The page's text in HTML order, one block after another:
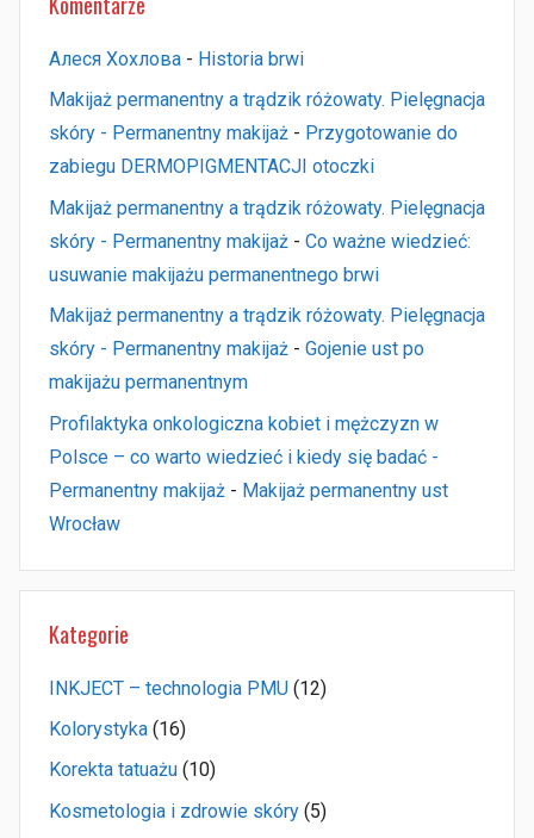
Алеся Хохлова - Historia brwi
Makijaż permanentny a trądzik różowaty. Pielęgnacja
skóry - Permanentny makijaż - Przygotowanie do
zabiegu DERMOPIGMENTACJI otoczki
Makijaż permanentny a trądzik różowaty. Pielęgnacja
skóry - Permanentny makijaż - Co ważne wiedzieć:
usuwanie makijażu permanentnego brwi
Makijaż permanentny a trądzik różowaty. Pielęgnacja
skóry - Permanentny makijaż - Gojenie ust po
makijażu permanentnym
Profilaktyka onkologiczna kobiet i mężczyzn w
Polsce – co warto wiedzieć i kiedy się badać -
Permanentny makijaż - Makijaż permanentny ust
Wrocław
Kategorie
INKJECT – technologia PMU (12)
Kolorystyka (16)
Korekta tatuażu (10)
Kosmetologia i zdrowie skóry (5)